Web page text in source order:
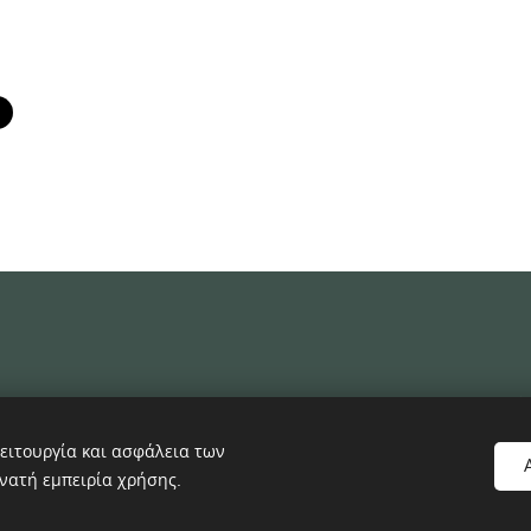
και ασφάλεια των
εμπειρία χρήσης.